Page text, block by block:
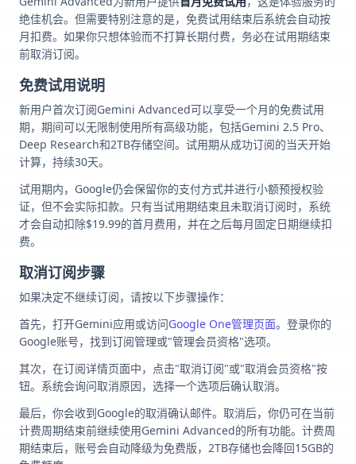
绝佳机会。但需要特别注意的是，免费试用结束后系统会自动按
月扣费。如果你只想体验而不打算长期付费，务必在试用期结束
前取消订阅。
免费试用说明
新用户首次订阅Gemini Advanced可以享受一个月的免费试用
期，期间可以无限制使用所有高级功能，包括Gemini 2.5 Pro、
Deep Research和2TB存储空间。试用期从成功订阅的当天开始
计算，持续30天。
试用期内，Google仍会保留你的支付方式并进行小额预授权验
证，但不会实际扣款。只有当试用期结束且未取消订阅时，系统
才会自动扣除$19.99的首月费用，并在之后每月固定日期继续扣
费。
取消订阅步骤
如果决定不继续订阅，请按以下步骤操作：
首先，打开Gemini应用或访问Google One管理页面。登录你的
Google账号，找到订阅管理或"管理会员资格"选项。
其次，在订阅详情页面中，点击"取消订阅"或"取消会员资格"按
钮。系统会询问取消原因，选择一个选项后确认取消。
最后，你会收到Google的取消确认邮件。取消后，你仍可在当前
计费周期结束前继续使用Gemini Advanced的所有功能。计费周
期结束后，账号会自动降级为免费版，2TB存储也会降回15GB的